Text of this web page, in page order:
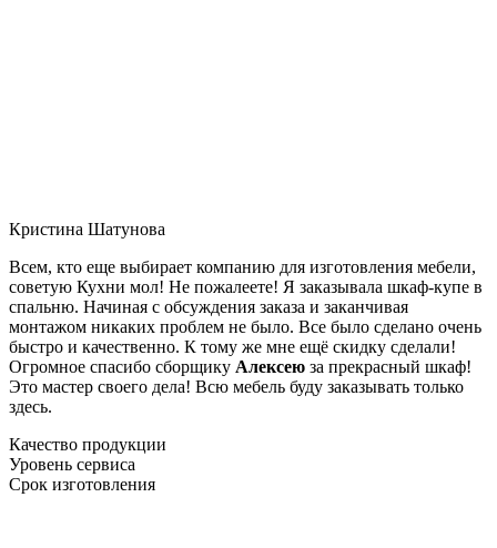
Кристина Шатунова
Всем, кто еще выбирает компанию для изготовления мебели,
советую Кухни мол! Не пожалеете! Я заказывала шкаф-купе в
спальню. Начиная с обсуждения заказа и заканчивая
монтажом никаких проблем не было. Все было сделано очень
быстро и качественно. К тому же мне ещё скидку сделали!
Огромное спасибо сборщику Алексею за прекрасный шкаф!
Это мастер своего дела! Всю мебель буду заказывать только
здесь.
Качество продукции
Уровень сервиса
Срок изготовления